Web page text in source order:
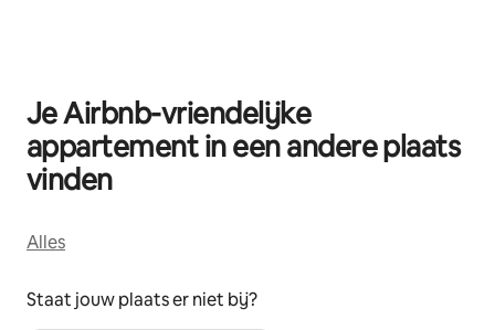
Je Airbnb-vriendelijke
appartement in een andere plaats
vinden
Alles
Staat jouw plaats er niet bij?